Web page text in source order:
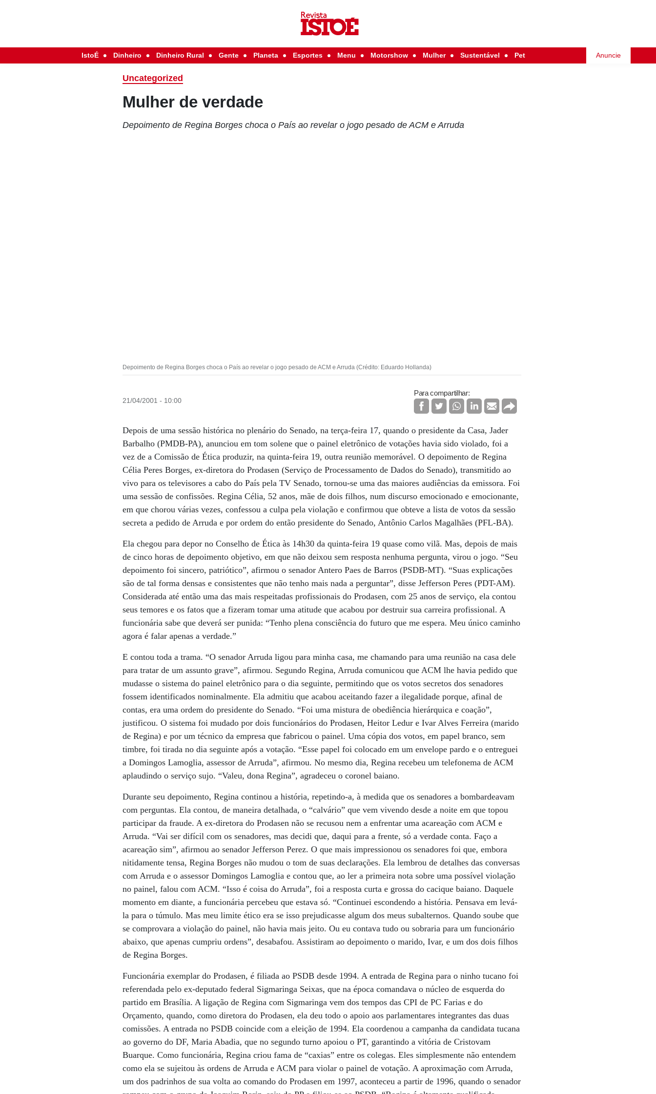
IstoÉ Dinheiro Dinheiro Rural Gente Planeta Esportes Menu Motorshow Mulher Sustentável Pet Anuncie
Uncategorized
Mulher de verdade
Depoimento de Regina Borges choca o País ao revelar o jogo pesado de ACM e Arruda
Depoimento de Regina Borges choca o País ao revelar o jogo pesado de ACM e Arruda (Crédito: Eduardo Hollanda)
21/04/2001 - 10:00
Para compartilhar:
Depois de uma sessão histórica no plenário do Senado, na terça-feira 17, quando o presidente da Casa, Jader
Barbalho (PMDB-PA), anunciou em tom solene que o painel eletrônico de votações havia sido violado, foi a
vez de a Comissão de Ética produzir, na quinta-feira 19, outra reunião memorável. O depoimento de Regina
Célia Peres Borges, ex-diretora do Prodasen (Serviço de Processamento de Dados do Senado), transmitido ao
vivo para os televisores a cabo do País pela TV Senado, tornou-se uma das maiores audiências da emissora. Foi
uma sessão de confissões. Regina Célia, 52 anos, mãe de dois filhos, num discurso emocionado e emocionante,
em que chorou várias vezes, confessou a culpa pela violação e confirmou que obteve a lista de votos da sessão
secreta a pedido de Arruda e por ordem do então presidente do Senado, Antônio Carlos Magalhães (PFL-BA).
Ela chegou para depor no Conselho de Ética às 14h30 da quinta-feira 19 quase como vilã. Mas, depois de mais
de cinco horas de depoimento objetivo, em que não deixou sem resposta nenhuma pergunta, virou o jogo. “Seu
depoimento foi sincero, patriótico”, afirmou o senador Antero Paes de Barros (PSDB-MT). “Suas explicações
são de tal forma densas e consistentes que não tenho mais nada a perguntar”, disse Jefferson Peres (PDT-AM).
Considerada até então uma das mais respeitadas profissionais do Prodasen, com 25 anos de serviço, ela contou
seus temores e os fatos que a fizeram tomar uma atitude que acabou por destruir sua carreira profissional. A
funcionária sabe que deverá ser punida: “Tenho plena consciência do futuro que me espera. Meu único caminho
agora é falar apenas a verdade.”
E contou toda a trama. “O senador Arruda ligou para minha casa, me chamando para uma reunião na casa dele
para tratar de um assunto grave”, afirmou. Segundo Regina, Arruda comunicou que ACM lhe havia pedido que
mudasse o sistema do painel eletrônico para o dia seguinte, permitindo que os votos secretos dos senadores
fossem identificados nominalmente. Ela admitiu que acabou aceitando fazer a ilegalidade porque, afinal de
contas, era uma ordem do presidente do Senado. “Foi uma mistura de obediência hierárquica e coação”,
justificou. O sistema foi mudado por dois funcionários do Prodasen, Heitor Ledur e Ivar Alves Ferreira (marido
de Regina) e por um técnico da empresa que fabricou o painel. Uma cópia dos votos, em papel branco, sem
timbre, foi tirada no dia seguinte após a votação. “Esse papel foi colocado em um envelope pardo e o entreguei
a Domingos Lamoglia, assessor de Arruda”, afirmou. No mesmo dia, Regina recebeu um telefonema de ACM
aplaudindo o serviço sujo. “Valeu, dona Regina”, agradeceu o coronel baiano.
Durante seu depoimento, Regina continou a história, repetindo-a, à medida que os senadores a bombardeavam
com perguntas. Ela contou, de maneira detalhada, o “calvário” que vem vivendo desde a noite em que topou
participar da fraude. A ex-diretora do Prodasen não se recusou nem a enfrentar uma acareação com ACM e
Arruda. “Vai ser difícil com os senadores, mas decidi que, daqui para a frente, só a verdade conta. Faço a
acareação sim”, afirmou ao senador Jefferson Perez. O que mais impressionou os senadores foi que, embora
nitidamente tensa, Regina Borges não mudou o tom de suas declarações. Ela lembrou de detalhes das conversas
com Arruda e o assessor Domingos Lamoglia e contou que, ao ler a primeira nota sobre uma possível violação
no painel, falou com ACM. “Isso é coisa do Arruda”, foi a resposta curta e grossa do cacique baiano. Daquele
momento em diante, a funcionária percebeu que estava só. “Continuei escondendo a história. Pensava em levá-
la para o túmulo. Mas meu limite ético era se isso prejudicasse algum dos meus subalternos. Quando soube que
se comprovara a violação do painel, não havia mais jeito. Ou eu contava tudo ou sobraria para um funcionário
abaixo, que apenas cumpriu ordens”, desabafou. Assistiram ao depoimento o marido, Ivar, e um dos dois filhos
de Regina Borges.
Funcionária exemplar do Prodasen, é filiada ao PSDB desde 1994. A entrada de Regina para o ninho tucano foi
referendada pelo ex-deputado federal Sigmaringa Seixas, que na época comandava o núcleo de esquerda do
partido em Brasília. A ligação de Regina com Sigmaringa vem dos tempos das CPI de PC Farias e do
Orçamento, quando, como diretora do Prodasen, ela deu todo o apoio aos parlamentares integrantes das duas
comissões. A entrada no PSDB coincide com a eleição de 1994. Ela coordenou a campanha da candidata tucana
ao governo do DF, Maria Abadia, que no segundo turno apoiou o PT, garantindo a vitória de Cristovam
Buarque. Como funcionária, Regina criou fama de “caxias” entre os colegas. Eles simplesmente não entendem
como ela se sujeitou às ordens de Arruda e ACM para violar o painel de votação. A aproximação com Arruda,
um dos padrinhos de sua volta ao comando do Prodasen em 1997, aconteceu a partir de 1996, quando o senador